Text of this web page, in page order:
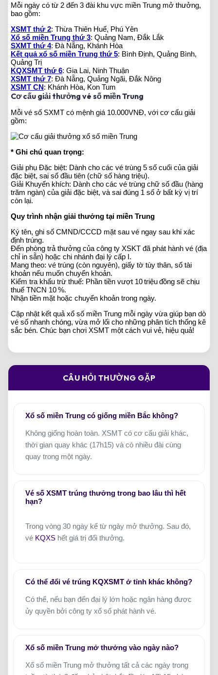
Mỗi ngày có từ 2 đến 3 đài khu vực miền Trung mở thưởng,
bao gồm:
XSMT thứ 2: Thừa Thiên Huế, Phú Yên
Xổ số miền Trung thứ 3: Quảng Nam, Đắk Lắk
SXMT thứ 4: Đà Nẵng, Khánh Hòa
Kết quả xổ số miền Trung thứ 5: Bình Định, Quảng Bình,
Quảng Trị
KQXSMT thứ 6: Gia Lai, Ninh Thuận
XSMT thứ 7: Đà Nẵng, Quảng Ngãi, Đắk Nông
XSMT CN: Khánh Hòa, Kon Tum
Cơ cấu giải thưởng vé số miền Trung
Mỗi vé số SXMT có mệnh giá 10.000VNĐ, với cơ cấu giải
gồm:
* Ghi chú quan trọng:
Giải phụ Đặc biệt: Dành cho các vé trùng 5 số cuối của giải
đặc biệt, sai số đầu tiên (chữ số hàng triệu).
Giải Khuyến khích: Dành cho các vé trùng chữ số đầu (hàng
trăm ngàn) của giải đặc biệt, và sai đúng 1 số ở bất kỳ vị trí
còn lại.
Quy trình nhận giải thưởng tại miền Trung
Ký tên, ghi số CMND/CCCD mặt sau vé ngay sau khi xác
định trúng.
Đến phòng trả thưởng của công ty XSKT đã phát hành vé (địa
chỉ in sẵn) hoặc chi nhánh đại lý cấp I.
Mang theo: vé trúng (còn nguyên), giấy tờ tùy thân, số tài
khoản nếu muốn chuyển khoản.
Kiểm tra khấu trừ thuế: Phần tiền vượt 10 triệu đồng sẽ chịu
thuế TNCN 10 %.
Nhận tiền mặt hoặc chuyển khoản trong ngày.
Cập nhật kết quả xổ số miền Trung mỗi ngày vừa giúp bạn dò
vé số nhanh chóng, vừa mở lối cho những phân tích thống kê
sắc bén. Chúc bạn chơi XSMT một cách vui vẻ, hiệu quả!
CÂU HỎI THƯỜNG GẶP
Xổ số miền Trung có giống miền Bắc không?
Không giống hoàn toàn. XSMT có cơ cấu giải khác,
thời gian quay khác (17h15) và có nhiều đài cùng
quay trong một ngày.
Vé số XSMT trúng thưởng trong bao lâu thì hết
hạn?
Trong vòng 30 ngày kể từ ngày mở thưởng. Sau đó,
vé KQXS hết giá trị đổi thưởng.
Có thể đổi vé trúng KQXSMT ở tỉnh khác không?
Có thể, nếu bạn đến đại lý lớn hoặc ngân hàng được
ủy quyền bởi công ty xổ số phát hành vé.
Xổ số miền Trung mở thưởng vào ngày nào?
Xổ số miền Trung mở thưởng tất cả các ngày trong